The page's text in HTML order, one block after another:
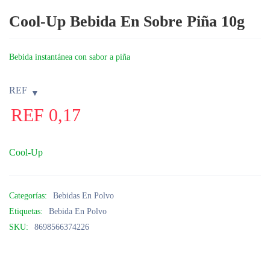
Cool-Up Bebida En Sobre Piña 10g
Bebida instantánea con sabor a piña
REF
REF 0,17
Cool-Up
Categorías:
Bebidas En Polvo
Etiquetas:
Bebida En Polvo
SKU:
8698566374226